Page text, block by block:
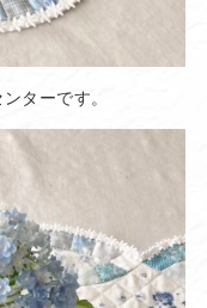
ターです。